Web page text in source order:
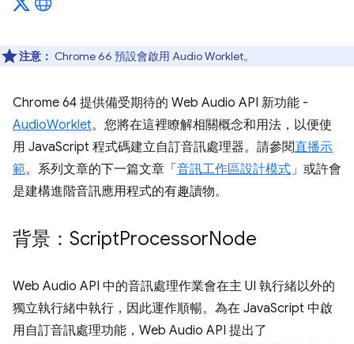
注意： Chrome 66 預設會啟用 Audio Worklet。
Chrome 64 提供備受期待的 Web Audio API 新功能 -
AudioWorklet。您將在這裡瞭解相關概念和用法，以便使
用 JavaScript 程式碼建立自訂音訊處理器。請參閱直播示
範。系列文章的下一篇文章「 音訊工作區設計模式」或許會
是建構進階音訊應用程式的有趣讀物。
背景：ScriptProcessorNode
Web Audio API 中的音訊處理作業會在主 UI 執行緒以外的
獨立執行緒中執行，因此運作順暢。為在 JavaScript 中啟
用自訂音訊處理功能，Web Audio API 提出了